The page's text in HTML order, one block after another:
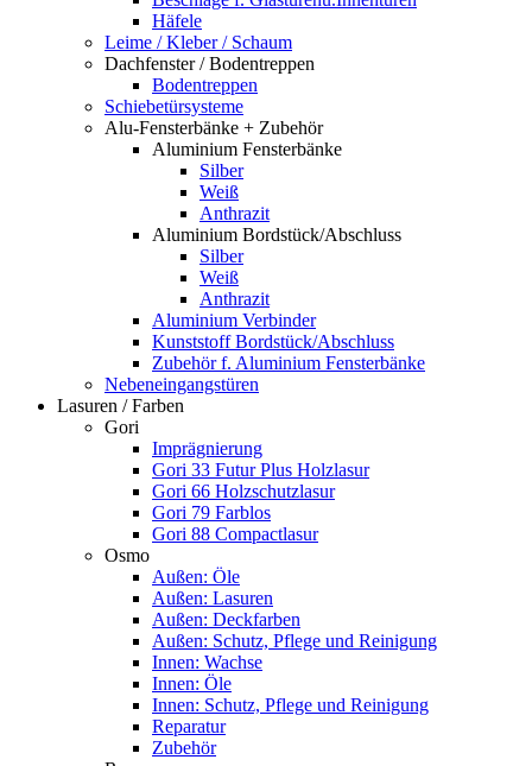
Häfele
Leime / Kleber / Schaum
Dachfenster / Bodentreppen
Bodentreppen
Schiebetürsysteme
Alu-Fensterbänke + Zubehör
Aluminium Fensterbänke
Silber
Weiß
Anthrazit
Aluminium Bordstück/Abschluss
Silber
Weiß
Anthrazit
Aluminium Verbinder
Kunststoff Bordstück/Abschluss
Zubehör f. Aluminium Fensterbänke
Nebeneingangstüren
Lasuren / Farben
Gori
Imprägnierung
Gori 33 Futur Plus Holzlasur
Gori 66 Holzschutzlasur
Gori 79 Farblos
Gori 88 Compactlasur
Osmo
Außen: Öle
Außen: Lasuren
Außen: Deckfarben
Außen: Schutz, Pflege und Reinigung
Innen: Wachse
Innen: Öle
Innen: Schutz, Pflege und Reinigung
Reparatur
Zubehör